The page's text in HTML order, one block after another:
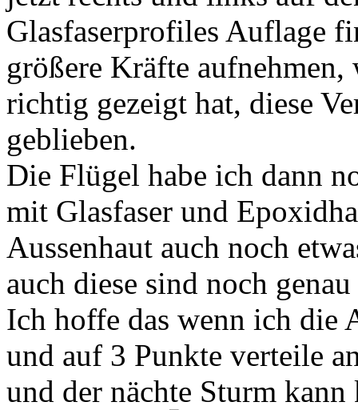
Glasfaserprofiles Auflage
größere Kräfte aufnehmen,
richtig gezeigt hat, diese
geblieben.
Die Flügel habe ich dann
mit Glasfaser und
Aussenhaut auch noch
auch diese sind noch
Ich hoffe das wenn ich die
und auf 3 Punkte verteile
und der nächte Sturm